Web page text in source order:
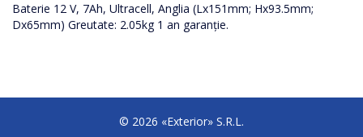
Baterie 12 V, 7Ah, Ultracell, Anglia (Lx151mm; Hx93.5mm;
Dx65mm) Greutate: 2.05kg 1 an garanție.
© 2026 «Exterior» S.R.L.